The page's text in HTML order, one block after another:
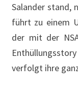
Recherche
verknüpft ist.
schreiben und
eigene Agenda.